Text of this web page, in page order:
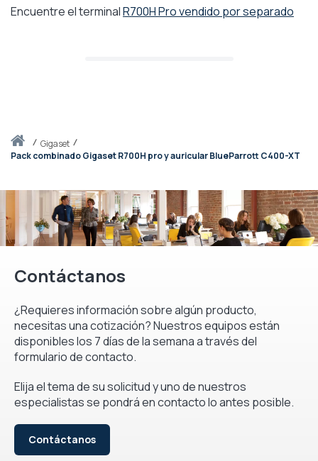
Iniciogigaset
Pack combinado Gigaset R700H pro y auricular BlueParrott C400-XT
Encuentre el terminalR700H Pro vendido por separado
Contáctanos
¿Requieres información sobre algún producto,
necesitas una cotización? Nuestros equipos están
disponibles los 7 días de la semana a través del
formulario de contacto.
Elija el tema de su solicitud y uno de nuestros
especialistas se pondrá en contacto lo antes posible.
Contáctanos